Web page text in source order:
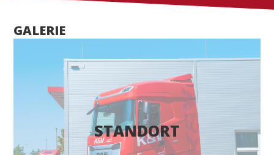
GALERIE
STANDORT